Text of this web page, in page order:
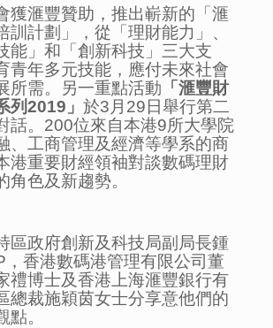
獲滙豐贊助，推出嶄新的「滙
訓計劃」，從「理財能力」、
能」和「創新科技」三大支
青年多元技能，應付未來社會
所需。另一重點活動 「滙豐財
列2019 」於3月29日舉行第二
話。200位來自本港9所大學院
、工商管理及經濟等學系的商
港重要財經領袖對談數碼理財
角色及新趨勢。
區政府創新及科技局副局長鍾
，香港數碼港管理有限公司董
禮博士及香港上海滙豐銀行有
總裁施穎茵女士分享意他們的
點。